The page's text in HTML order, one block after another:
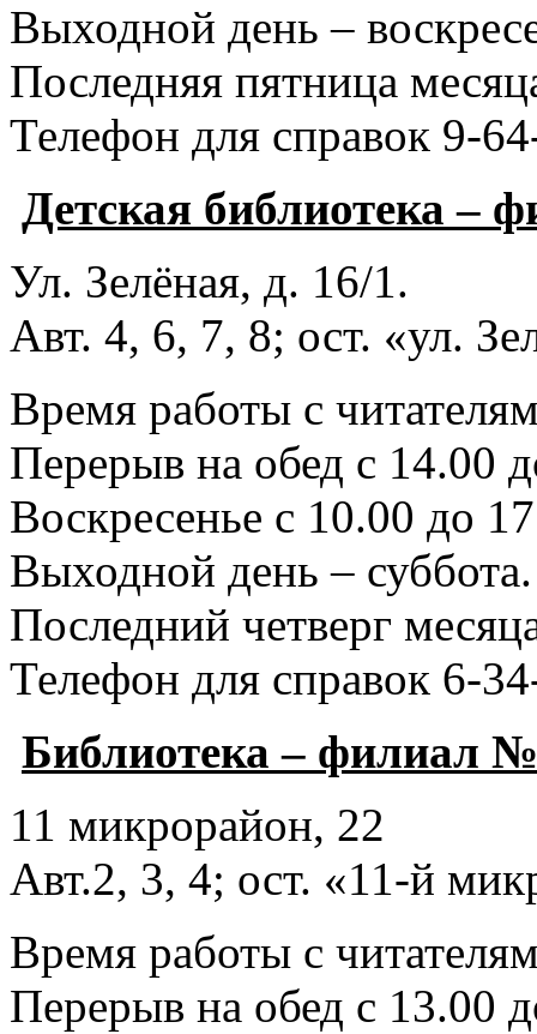
Выходной день –
Последняя пятница
Телефон для справок 9-
Детская библиотека –
Ул. Зелёная, д. 16/1.
Авт. 4, 6, 7, 8; ост. «ул.
Время работы с
Перерыв на обед с 14.00
Воскресенье с 10.00 до
Выходной день – суббота.
Последний четверг
Телефон для справок 6-
Библиотека – филиал
11 микрорайон, 22
Авт.2, 3, 4; ост. «11-й
Время работы с
Перерыв на обед с 13.00